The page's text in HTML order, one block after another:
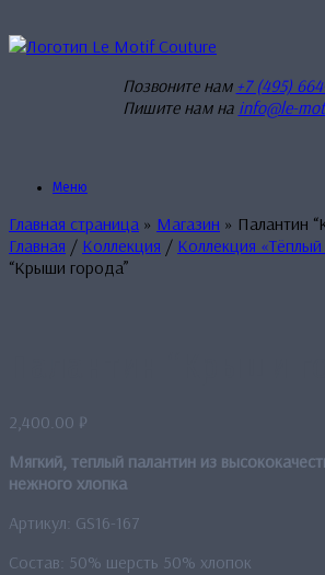
к
Позвоните нам +7 (495)
Пишите нам на info@le-
Меню
Главная страница » Магазин » Палантин
Главная / Коллекция / Коллекция «Тёплый
“Крыши города”
2,400.00 ₽
Мягкий, теплый палантин из
нежного хлопка
Артикул: GS16-167
Состав: 50% шерсть 50% хлопок